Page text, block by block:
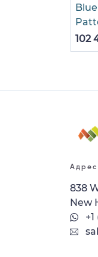
102
Адрес
838
New